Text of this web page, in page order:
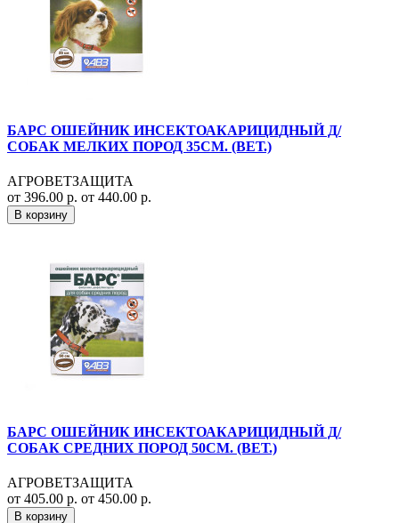
БАРС ОШЕЙНИК ИНСЕКТОАКАРИЦИДНЫЙ Д/
СОБАК МЕЛКИХ ПОРОД 35СМ. (ВЕТ.)
АГРОВЕТЗАЩИТА
от 396.00 р. от 440.00 р.
В корзину
БАРС ОШЕЙНИК ИНСЕКТОАКАРИЦИДНЫЙ Д/
СОБАК СРЕДНИХ ПОРОД 50СМ. (ВЕТ.)
АГРОВЕТЗАЩИТА
от 405.00 р. от 450.00 р.
В корзину